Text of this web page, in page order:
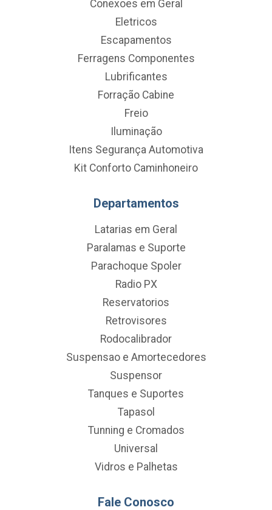
Conexoes em Geral
Eletricos
Escapamentos
Ferragens Componentes
Lubrificantes
Forração Cabine
Freio
Iluminação
Itens Segurança Automotiva
Kit Conforto Caminhoneiro
Departamentos
Latarias em Geral
Paralamas e Suporte
Parachoque Spoler
Radio PX
Reservatorios
Retrovisores
Rodocalibrador
Suspensao e Amortecedores
Suspensor
Tanques e Suportes
Tapasol
Tunning e Cromados
Universal
Vidros e Palhetas
Fale Conosco